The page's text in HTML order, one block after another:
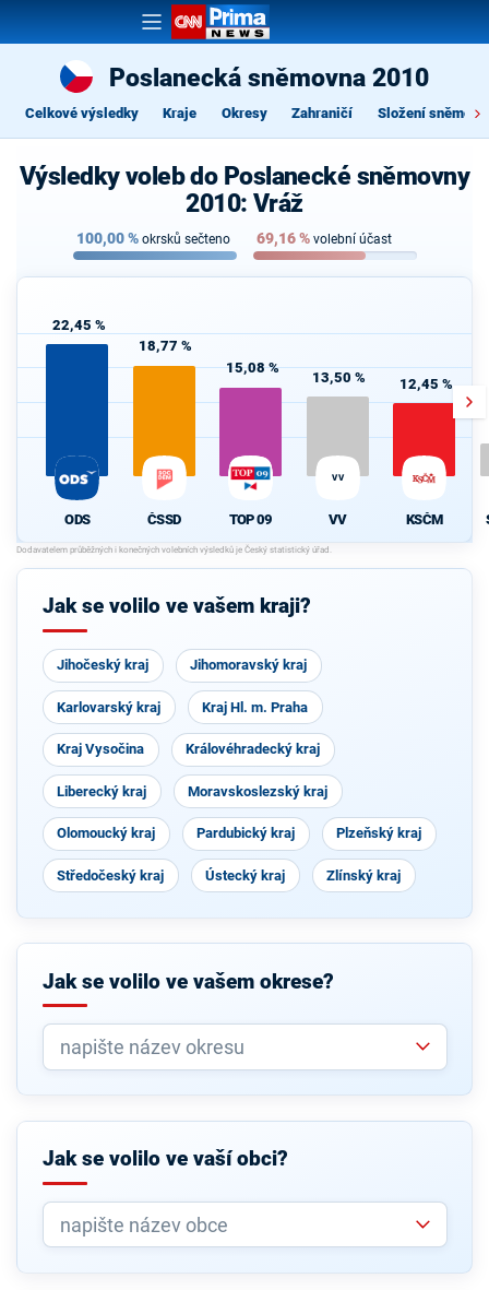
Poslanecká sněmovna 2010
Celkové výsledky Kraje Okresy Zahraničí Složení
Výsledky voleb do Poslanecké sněmovny
2010: Vráž
100,00% okrsků sečteno 69,16% volební účast
22,45 %
ODS
18,77 %
ČSSD
15,08 %
TOP 09
13,50 %
VV
VV
12,45 %
KSČM
Jak se volilo ve vašem kraji?
Jihočeský kraj Jihomoravský kraj
Karlovarský kraj Kraj Hl. m. Praha
Kraj Vysočina Královéhradecký kraj
Liberecký kraj Moravskoslezský kraj
Olomoucký kraj Pardubický kraj Plzeňský kraj
Středočeský kraj Ústecký kraj Zlínský kraj
Jak se volilo ve vašem okrese?
Jak se volilo ve vaší obci?